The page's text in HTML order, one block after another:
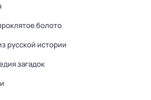
болото
русской истории
загадок